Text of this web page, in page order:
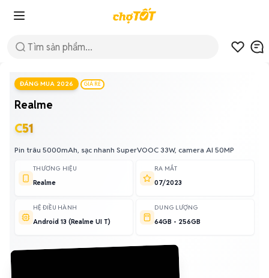
ĐÁNG MUA 2026 GIÁ RẺ
Realme
C51
Pin trâu 5000mAh, sạc nhanh SuperVOOC 33W, camera AI 50MP
THƯƠNG HIỆU
Realme
RA MẮT
07/2023
HỆ ĐIỀU HÀNH
Android 13 (Realme UI T)
DUNG LƯỢNG
64GB - 256GB